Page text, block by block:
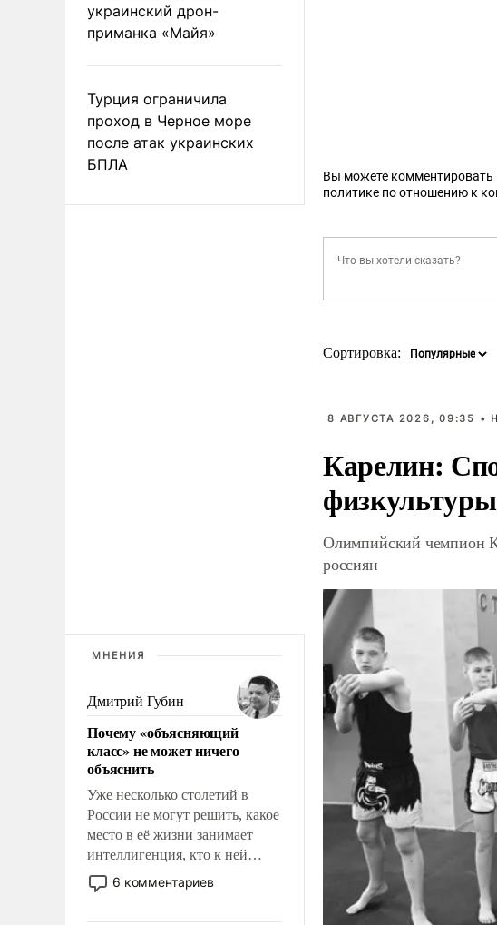
украинский дрон-
приманка «Майя»
Турция ограничила
проход в Черное море
после атак украинских
БПЛА
МНЕНИЯ
Дмитрий Губин
Почему «объясняющий
класс» не может ничего
объяснить
Уже несколько столетий в
России не могут решить, какое
место в её жизни занимает
интеллигенция, кто к ней
принадлежит, а кого из неё
исключили с правом
6 комментариев
Вы можете
политике по отношению к
Сортировка:
8 АВГУСТА 2026, 09:35 •
Карелин:
Олимпийский чемпион
россиян